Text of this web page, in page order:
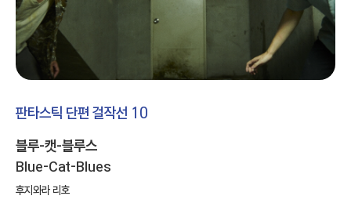
판타스틱 단편 걸작선 10
블루-캣-블루스
Blue-Cat-Blues
후지와라 리호